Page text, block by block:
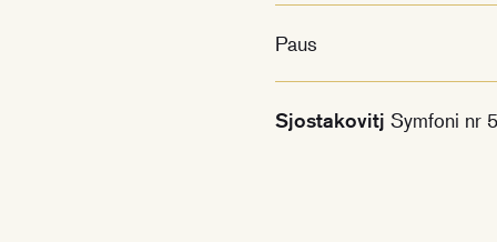
Paus
SjostakovitjSymfoni nr 5